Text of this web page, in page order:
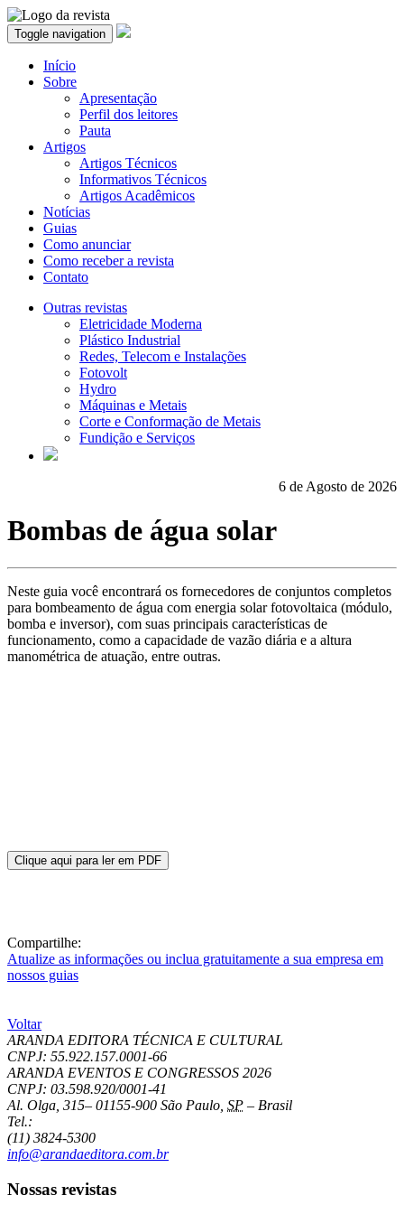
Toggle navigation
Início
Sobre
Apresentação
Perfil dos leitores
Pauta
Artigos
Artigos Técnicos
Informativos Técnicos
Artigos Acadêmicos
Notícias
Guias
Como anunciar
Como receber a revista
Contato
Outras revistas
Eletricidade Moderna
Plástico Industrial
Redes, Telecom e Instalações
Fotovolt
Hydro
Máquinas e Metais
Corte e Conformação de Metais
Fundição e Serviços
6 de Agosto de 2026
Bombas de água solar
Neste guia você encontrará os fornecedores de conjuntos completos
para bombeamento de água com energia solar fotovoltaica (módulo,
bomba e inversor), com suas principais características de
funcionamento, como a capacidade de vazão diária e a altura
manométrica de atuação, entre outras.
Clique aqui para ler em PDF
Compartilhe:
Atualize as informações ou inclua gratuitamente a sua empresa em
nossos guias
Voltar
ARANDA EDITORA TÉCNICA E CULTURAL
CNPJ: 55.922.157.0001-66
ARANDA EVENTOS E CONGRESSOS 2026
CNPJ: 03.598.920/0001-41
Al. Olga, 315– 01155-900 São Paulo SP – Brasil
Tel.:
(11) 3824-5300
info@arandaeditora.com.br
Nossas revistas